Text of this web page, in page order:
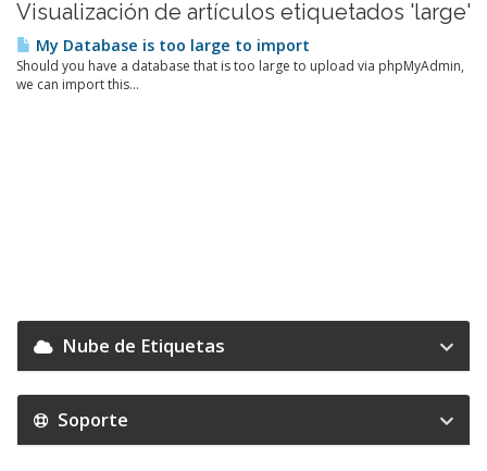
Visualización de artículos etiquetados 'large'
My Database is too large to import
Should you have a database that is too large to upload via phpMyAdmin,
we can import this...
Nube de Etiquetas
Soporte